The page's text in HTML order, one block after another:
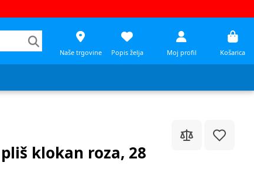
Naše trgovine Popis želja Moj profil Košarica
pliš klokan roza, 28